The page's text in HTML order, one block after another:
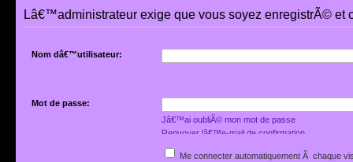
Lâ€™administrateur exige que vous soyez enregistrÃ©
Nom dâ€™utilisateur:
Mot de passe:
Jâ€™ai oubliÃ© mon mot de passe
Renvoyer lâ€™e-mail de confirmation
Me connecter automatiquement Ã chaque